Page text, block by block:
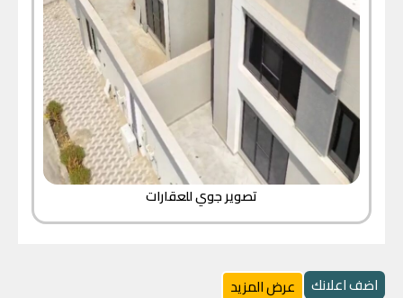
تصوير جوي للعقارات
اضف اعلانك عرض المزيد